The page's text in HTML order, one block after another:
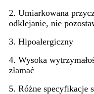
2. Umiarkowana
odklejanie, nie
3. Hipoalergiczny
4. Wysoka
złamać
5. Różne specyfikacje